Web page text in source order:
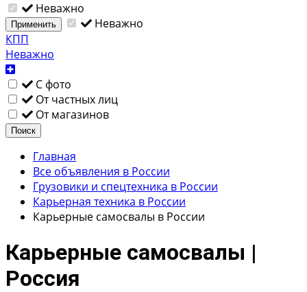
Неважно
Применить
Неважно
КПП
Неважно
С фото
От частных лиц
От магазинов
Поиск
Главная
Все объявления в России
Грузовики и спецтехника в России
Карьерная техника в России
Карьерные самосвалы в России
Карьерные самосвалы |
Россия